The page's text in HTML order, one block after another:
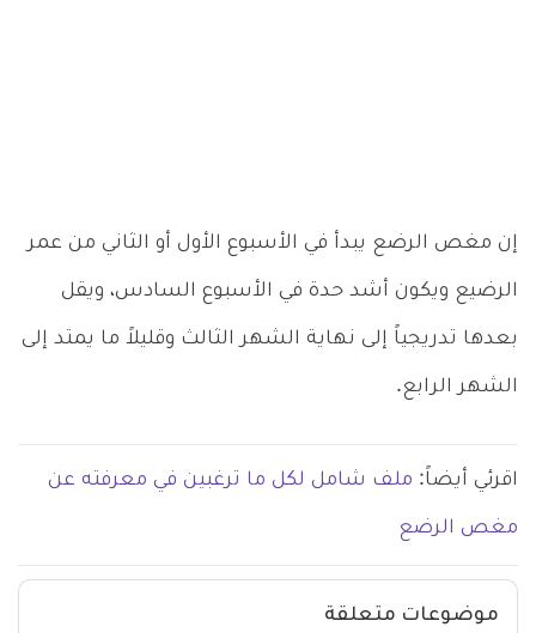
إن مغص الرضع يبدأ في الأسبوع الأول أو الثاني من عمر
الرضيع ويكون أشد حدة في الأسبوع السادس، ويقل
بعدها تدريجياً إلى نهاية الشهر الثالث وقليلاً ما يمتد إلى
الشهر الرابع.
اقرئي أيضاً: ملف شامل لكل ما ترغبين في معرفته عن
مغص الرضع
موضوعات متعلقة